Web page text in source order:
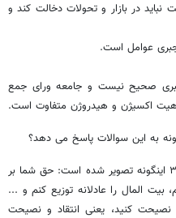
نباید در بازار و تحولات دخالت کند و
عوامل است.
جبری صحیح نیست و جامعه ورای جمع
اکسیژن و هیدروژن متفاوت است.
به این سوالات پاسخ می دهد؟
نگاه امام علی به حق و عدالت در خطبه ۳۴ اینگونه تصویر شده است: حق شما بر
المال را عادلانه توزیع کنم و ...
کنید، یعنی انتقاد و نصیحت